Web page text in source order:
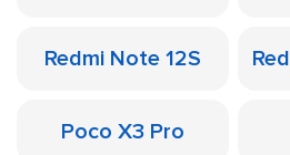
Redmi Note 12S
Poco X3 Pro